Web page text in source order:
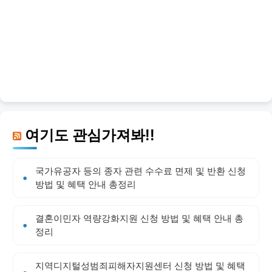
여기도 관심가져봐!!
국가유공자 등의 종자 관련 수수료 면제 및 반환 신청
방법 및 혜택 안내 총정리
결혼이민자 역량강화지원 신청 방법 및 혜택 안내 총
정리
지역디지털성범죄피해자지원센터 신청 방법 및 혜택